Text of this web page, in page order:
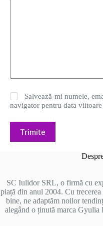
Salvează-mi numele,
navigator pentru data
Trimite
SC Iulidor SRL, o firmă cu
piață din anul 2004. Cu
bine, ne adaptăm noilor
alegând o ținută marca Gyulia